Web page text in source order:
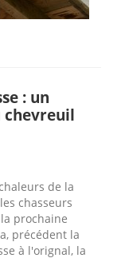
: un
chevreuil
de la
chasseurs
prochaine
précédent la
à l'orignal, la